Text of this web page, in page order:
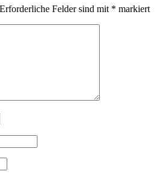
Erforderliche Felder sind mit * markiert